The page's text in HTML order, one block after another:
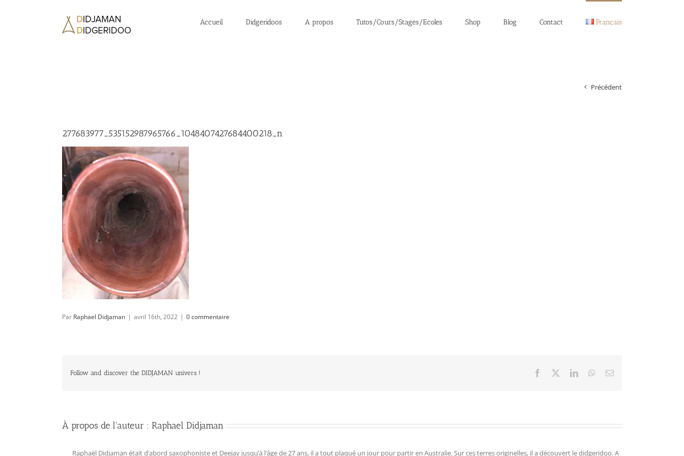
Accueil Didgeridoos A propos Tutos/Cours/Stages/Ecoles Shop Blog Contact Français
Précédent
277683977_535152987965766_1048407427684400218_n
Par Raphael Didjaman | avril 16th, 2022 | 0 commentaire
Follow and discover the DIDJAMAN univers ! Facebook LinkedInWhatsApp
Email
À propos de l'auteur : Raphael Didjaman
Raphaël Didjaman était d’abord saxophoniste et Deejay jusqu’à l’âge de 27 ans, il a tout plaqué un jour pour partir en Australie. Sur ces terres originelles, il a découvert le didgeridoo. A